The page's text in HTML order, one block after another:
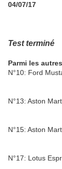
04/07/17
Test terminé
Parmi les
N°10: Ford
N°13: Aston
N°15: Aston
N°17: Lotus